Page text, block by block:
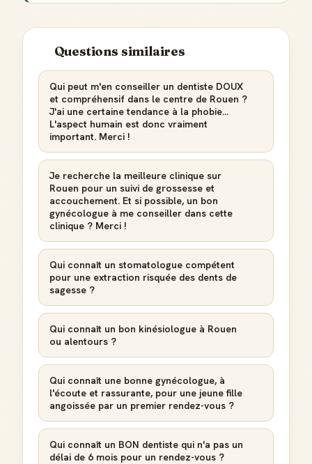
Questions similaires
Qui peut m'en conseiller un dentiste DOUX
et compréhensif dans le centre de Rouen ?
J'ai une certaine tendance à la phobie...
L'aspect humain est donc vraiment
important. Merci !
Je recherche la meilleure clinique sur
Rouen pour un suivi de grossesse et
accouchement. Et si possible, un bon
gynécologue à me conseiller dans cette
clinique ? Merci !
Qui connaît un stomatologue compétent
pour une extraction risquée des dents de
sagesse ?
Qui connaît un bon kinésiologue à Rouen
ou alentours ?
Qui connaît une bonne gynécologue, à
l'écoute et rassurante, pour une jeune fille
angoissée par un premier rendez-vous ?
Qui connaît un BON dentiste qui n'a pas un
délai de 6 mois pour un rendez-vous ?
Badge Guide Local
Ton statut affiché sur toutes tes contributions
Score de réputation
Reconnaissance locale
Deviens une référence dans ta ville
Notifications
Sois notifié quand ton avis aide quelqu'un
Créer mon compte Guide